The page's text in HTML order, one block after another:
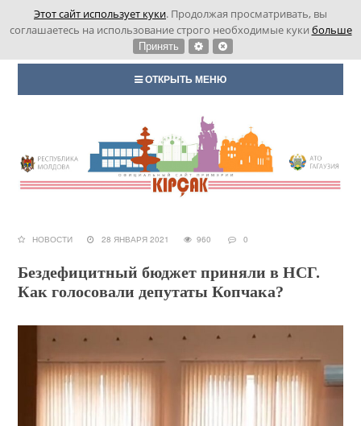
Этот сайт использует куки. Продолжая просматривать, вы
соглашаетесь на использование строго необходимые куки больше
Принять
ОТКРЫТЬ МЕНЮ
НОВОСТИ 28 ЯНВАРЯ 2021 960 0
Бездефицитный бюджет приняли в НСГ.
Как голосовали депутаты Копчака?